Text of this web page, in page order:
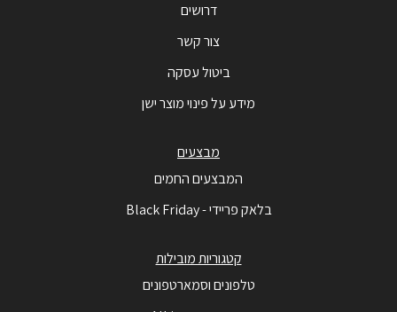
דרושים
צור קשר
ביטול עסקה
מידע על פינוי מוצר ישן
מבצעים
המבצעים החמים
בלאק פריידי - Black Friday
קטגוריות מובילות
טלפונים וסמארטפונים